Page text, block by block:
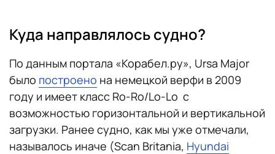
Куда направлялось судно?
По данным портала «Корабел.ру», Ursa Major
было построено на немецкой верфи в 2009
году и имеет класс Ro-Ro/Lo-Lo с
возможностью горизонтальной и вертикальной
загрузки. Ранее судно, как мы уже отмечали,
называлось иначе (Scan Britania, Hyundai